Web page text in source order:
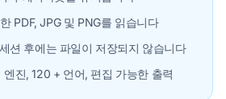
PDF, JPG 및 PNG를 읽습니다
션 후에는 파일이 저장되지 않습니다
진, 120 + 언어, 편집 가능한 출력